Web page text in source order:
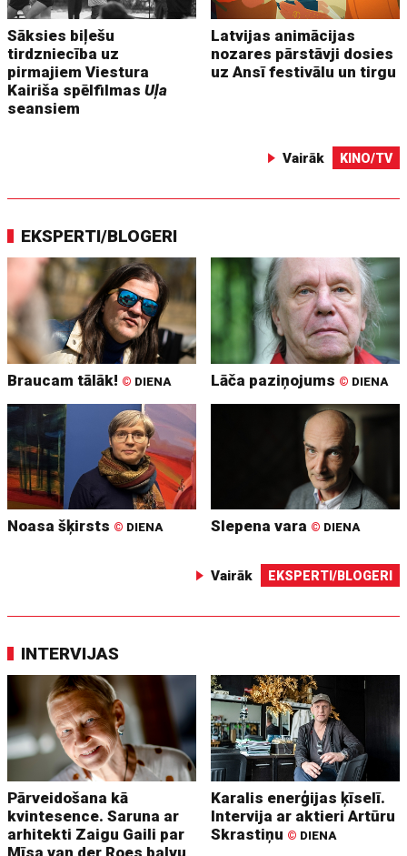
Sāksies biļešu
tirdzniecība uz
pirmajiem Viestura
Kairiša spēlfilmasUļa
seansiem
Latvijas animācijas
nozares pārstāvji dosies
uz Ansī festivālu un tirgu
Vairāk KINO/TV
EKSPERTI/BLOGERI
Braucam tālāk! © DIENA Lāča paziņojums © DIENA
Noasa šķirsts © DIENA Slepena vara © DIENA
Vairāk EKSPERTI/BLOGERI
INTERVIJAS
Pārveidošana kā
kvintesence. Saruna ar
arhitekti Zaigu Gaili par
Karalis enerģijas ķīselī.
Intervija ar aktieri Artūru
Skrastiņu © DIENA